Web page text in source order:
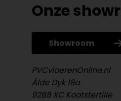
Onze
Showroom
PVCvloerenOnline.nl
Âlde Dyk 18a
9288 XC Kootstertille